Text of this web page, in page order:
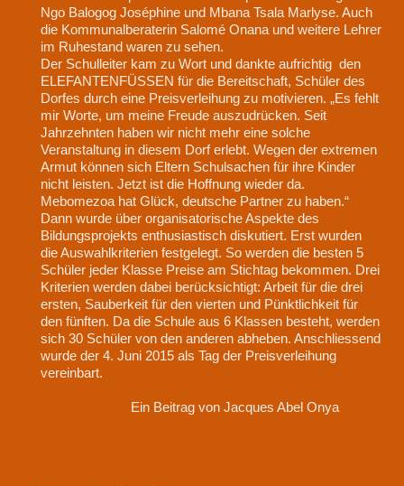
Ngo Balogog Joséphine und Mbana Tsala Marlyse. Auch
die Kommunalberaterin Salomé Onana und weitere Lehrer
im Ruhestand waren zu sehen.
Der Schulleiter kam zu Wort und dankte aufrichtig den
ELEFANTENFÜSSEN für die Bereitschaft, Schüler des
Dorfes durch eine Preisverleihung zu motivieren. „Es fehlt
mir Worte, um meine Freude auszudrücken. Seit
Jahrzehnten haben wir nicht mehr eine solche
Veranstaltung in diesem Dorf erlebt. Wegen der extremen
Armut kӧnnen sich Eltern Schulsachen für ihre Kinder
nicht leisten. Jetzt ist die Hoffnung wieder da.
Mebomezoa hat Glück, deutsche Partner zu haben.“
Dann wurde über organisatorische Aspekte des
Bildungsprojekts enthusiastisch diskutiert. Erst wurden
die Auswahlkriterien festgelegt. So werden die besten 5
Schüler jeder Klasse Preise am Stichtag bekommen. Drei
Kriterien werden dabei berücksichtigt: Arbeit für die drei
ersten, Sauberkeit für den vierten und Pünktlichkeit für
den fünften. Da die Schule aus 6 Klassen besteht, werden
sich 30 Schüler von den anderen abheben. Anschliessend
wurde der 4. Juni 2015 als Tag der Preisverleihung
vereinbart.
Ein Beitrag von Jacques Abel Onya